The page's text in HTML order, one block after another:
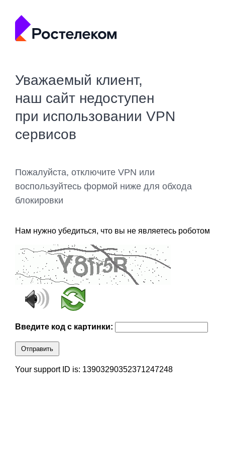
Уважаемый клиент,
наш сайт недоступен
при использовании VPN
сервисов
Пожалуйста, отключите VPN или
воспользуйтесь формой ниже для обхода
блокировки
Нам нужно убедиться, что вы не являетесь роботом
Введите код с картинки:
Отправить
Your support ID is: 13903290352371247248